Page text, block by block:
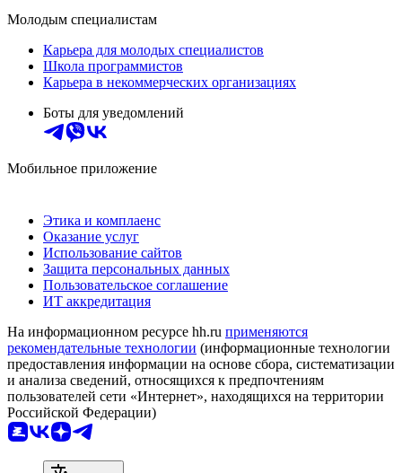
Молодым специалистам
Карьера для молодых специалистов
Школа программистов
Карьера в некоммерческих организациях
Боты для уведомлений
Мобильное приложение
Этика и комплаенс
Оказание услуг
Использование сайтов
Защита персональных данных
Пользовательское соглашение
ИТ аккредитация
На информационном ресурсе hh.ru применяются
рекомендательные технологии (информационные технологии
предоставления информации на основе сбора, систематизации
и анализа сведений, относящихся к предпочтениям
пользователей сети «Интернет», находящихся на территории
Российской Федерации)